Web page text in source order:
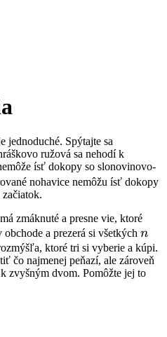
jednoduché. Spýtajte sa
ružová sa nehodí k
ísť dokopy so slonovinovo-
nohavice nemôžu ísť dokopy
zmáknuté a presne vie, ktoré
a prezerá si všetkých n
n
ktoré tri si vyberie a kúpi.
čo najmenej peňazí, ale zároveň
zvyšným dvom. Pomôžte jej to